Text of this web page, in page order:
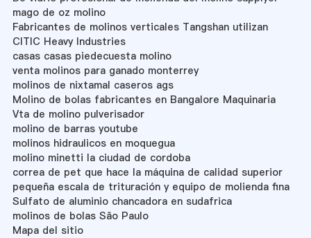
mago de oz molino
Fabricantes de molinos verticales Tangshan utilizan
CITIC Heavy Industries
casas casas piedecuesta molino
venta molinos para ganado monterrey
molinos de nixtamal caseros ags
Molino de bolas fabricantes en Bangalore Maquinaria
Vta de molino pulverisador
molino de barras youtube
molinos hidraulicos en moquegua
molino minetti la ciudad de cordoba
correa de pet que hace la máquina de calidad superior
pequeña escala de trituración y equipo de molienda fina
Sulfato de aluminio chancadora en sudafrica
molinos de bolas São Paulo
Mapa del sitio